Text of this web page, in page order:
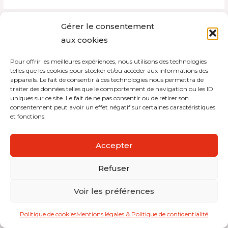
Gérer le consentement
aux cookies
Pour offrir les meilleures expériences, nous utilisons des technologies
telles que les cookies pour stocker et/ou accéder aux informations des
appareils. Le fait de consentir à ces technologies nous permettra de
traiter des données telles que le comportement de navigation ou les ID
uniques sur ce site. Le fait de ne pas consentir ou de retirer son
consentement peut avoir un effet négatif sur certaines caractéristiques
et fonctions.
Accepter
Refuser
Voir les préférences
Politique de cookiesMentions légales & Politique de confidentialité
Copyright © 2026 Interdistribution
Mentions légales et politique de confidentialité